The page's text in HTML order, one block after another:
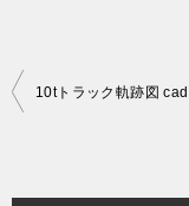
投